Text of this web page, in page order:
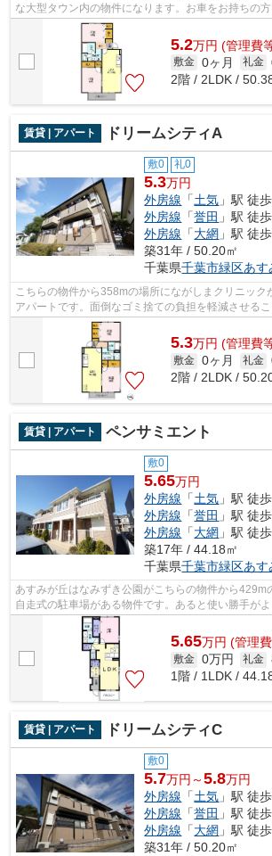
な大型タウン内の物件になります。お車をお持ちの
式駐車場を利用できる物件です。千葉市...
5.2万円 (管理費
敷金 0ヶ月 礼金
2階 / 2LDK /
賃貸 | アパート ドリームシティA
敷0 礼0
5.3万円
外房線 「土気 」駅 徒
外房線 「誉田 」駅 徒
外房線 「大網 」駅 徒
築31年 / 50.20㎡
千葉県千葉市緑区あす
こちらの物件から358mの場所にながしまクリニック
アパートです。面倒なゴミ捨ての負担を軽減させるこ
ごみ置き場の魅力です。こちらの物件に...
5.3万円 (管理費
敷金 0ヶ月 礼金
2階 / 2LDK /
賃貸 | アパート ペンサミエント
敷0
5.65万円
外房線 「土気 」駅 徒
外房線 「誉田 」駅 徒
外房線 「大網 」駅 徒
築17年 / 44.18㎡
千葉県千葉市緑区あす
あすみが丘はなみずき公園がこちらの物件から429m
自走式の駐車場がある物件です。あると使い勝手が
地内ごみ置き場です。お仕事でパソコン...
5.65万円 (管理
敷金 0万円 礼金
1階 / 1LDK /
賃貸 | アパート ドリームシティC
敷0
5.7万円～5.8万円
外房線 「土気 」駅 徒
外房線 「誉田 」駅 徒
外房線 「大網 」駅 徒
築31年 / 50.20㎡